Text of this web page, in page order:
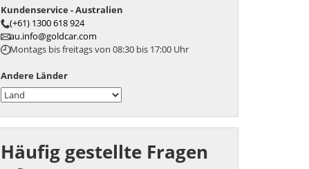
Kundenservice - Australien
(+61) 1300 618 924
au.info@goldcar.com
Montags bis freitags von 08:30 bis 17:00 Uhr
Andere Länder
Häufig gestellte Fragen